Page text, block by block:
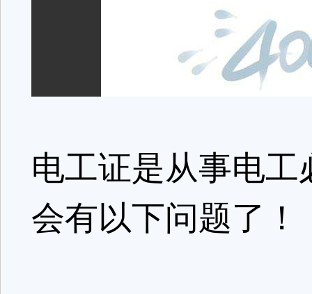
电工证是从事电
会有以下问题了！